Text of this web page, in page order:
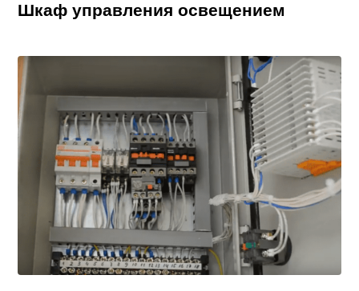
Шкаф управления освещением